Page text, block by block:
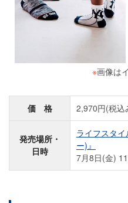
※画像は
価 格 2,970円(税込
発売場所・
日時
ライフスタ
ー)』
7月8日(金)